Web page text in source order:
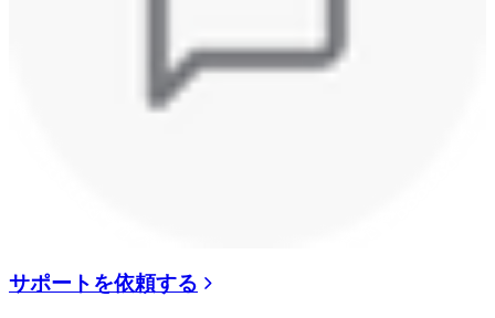
サポートを依頼する